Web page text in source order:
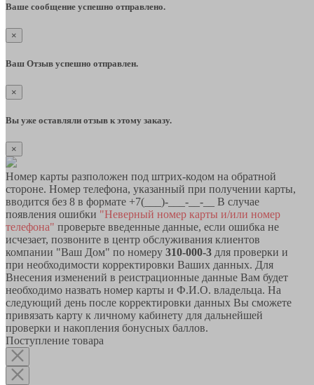
Ваше сообщение успешно отправлено.
×
Ваш Отзыв успешно отправлен.
×
Вы уже оставляли отзыв к этому заказу.
×
Номер карты разположен под штрих-кодом на обратной
стороне. Номер телефона, указанный при получении карты,
вводится без 8 в формате +7(___)-___-__-__ В случае
появления ошибки "Неверный номер карты и/или номер
телефона" проверьте введенные данные, если ошибка не
исчезает, позвоните в центр обслуживания клиентов
компании "Ваш Дом" по номеру 310-000-3 для проверки и
при необходимости корректировки Ваших данных. Для
Внесения изменений в реистрационные данные Вам будет
необходимо назвать номер карты и Ф.И.О. владельца. На
следующий день после корректировки данных Вы сможете
привязать карту к личному кабинету для дальнейшей
проверки и накопления бонусных баллов.
Поступление товара